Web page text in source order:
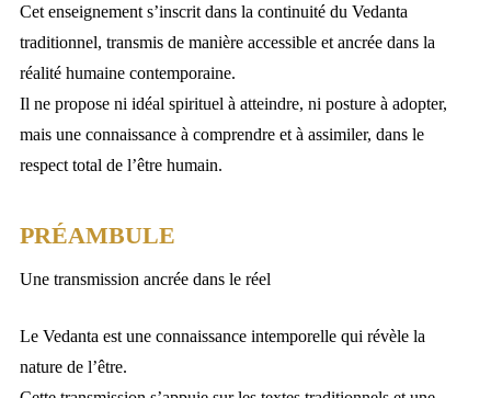
Cet enseignement s’inscrit dans la continuité du Vedanta
traditionnel, transmis de manière accessible et ancrée dans la
réalité humaine contemporaine.
Il ne propose ni idéal spirituel à atteindre, ni posture à adopter,
mais une connaissance à comprendre et à assimiler, dans le
respect total de l’être humain.
PRÉAMBULE
Une transmission ancrée dans le réel
Le Vedanta est une connaissance intemporelle qui révèle la
nature de l’être.